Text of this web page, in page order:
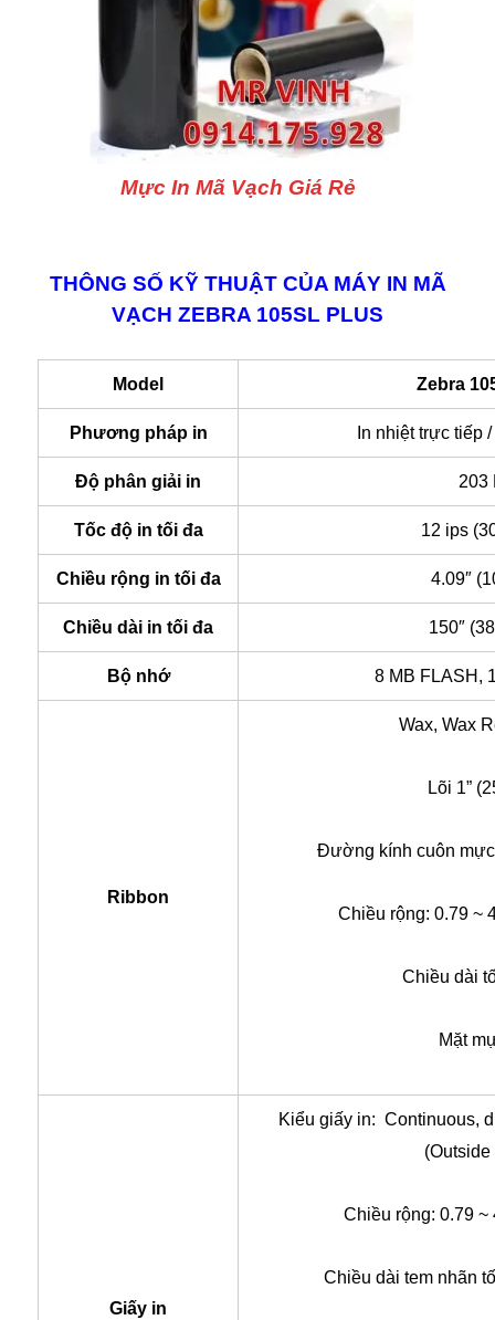
Mực In Mã Vạch Giá Rẻ
THÔNG SỐ KỸ THUẬT CỦA MÁY IN MÃ
VẠCH ZEBRA 105SL PLUS
Model Zebra
Phương pháp in In nhiệt trực tiếp
Độ phân giải in 203
Tốc độ in tối đa 12 ips
Chiều rộng in tối đa 4.09″
Chiều dài in tối đa 150″
Bộ nhớ 8 MB FLASH,
Ribbon
Wax, Wax
Lõi 1”
Đường kính cuôn mực
Chiều rộng: 0.79 ~
Chiều dài
Mặt
Giấy in
Kiểu giấy in: Continuous,
Chiều rộng: 0.79 ~
Chiều dài tem nhãn